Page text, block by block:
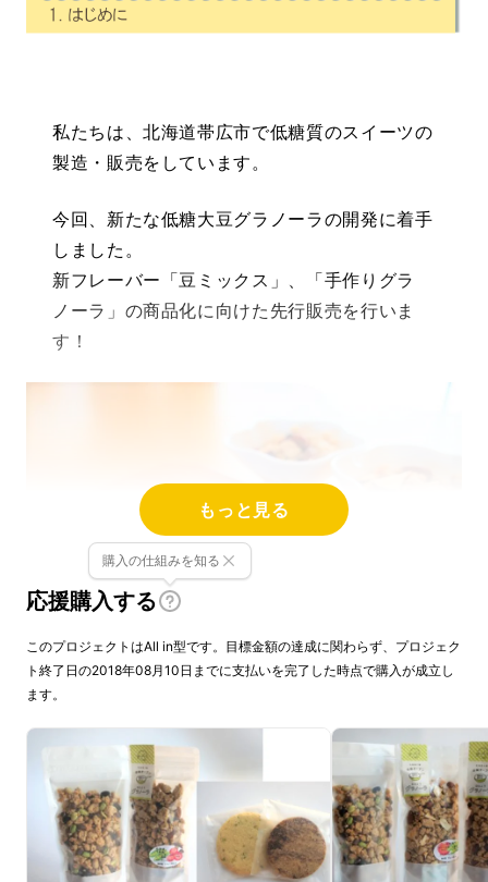
私たちは、北海道帯広市で低糖質のスイーツの
製造・販売をしています。
今回、新たな低糖大豆グラノーラの開発に着手
しました。
新フレーバー「豆ミックス」、「手作りグラ
ノーラ」の商品化に向けた先行販売を行いま
す！
・・・・・・・・・・・・・・・・
低糖大豆グラノーラが生まれたきっかけ。
もっと見る
応援購入する
購入の仕組みを知る
このプロジェクトはAll in型です。目標金額の達成に関わらず、プロジェク
ト終了日の2018年08月10日までに支払いを完了した時点で購入が成立し
ます。